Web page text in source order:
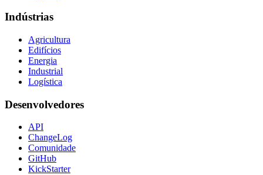
Indústrias
Agricultura
Edifícios
Energia
Industrial
Logística
Desenvolvedores
API
ChangeLog
Comunidade
GitHub
KickStarter